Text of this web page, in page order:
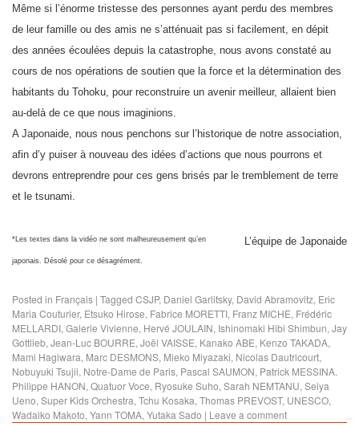
Même si l’énorme tristesse des personnes ayant perdu des membres
de leur famille ou des amis ne s’atténuait pas si facilement, en dépit
des années écoulées depuis la catastrophe, nous avons constaté au
cours de nos opérations de soutien que la force et la détermination des
habitants du Tohoku, pour reconstruire un avenir meilleur, allaient bien
au-delà de ce que nous imaginions.
A Japonaide, nous nous penchons sur l’historique de notre association,
afin d’y puiser à nouveau des idées d’actions que nous pourrons et
devrons entreprendre pour ces gens brisés par le tremblement de terre
et le tsunami.
L’équipe de Japonaide
*Les textes dans la vidéo ne sont malheureusement qu’en
japonais. Désolé pour ce désagrément.
Posted in Français | Tagged CSJP, Daniel Garlitsky, David Abramovitz, Eric
Maria Couturier, Etsuko Hirose, Fabrice MORETTI, Franz MICHE, Frédéric
MELLARDI, Galerie Vivienne, Hervé JOULAIN, Ishinomaki Hibi Shimbun, Jay
Gottlieb, Jean-Luc BOURRE, Joël VAISSE, Kanako ABE, Kenzo TAKADA,
Mami Hagiwara, Marc DESMONS, Mieko Miyazaki, Nicolas Dautricourt,
Nobuyuki Tsujii, Notre-Dame de Paris, Pascal SAUMON, Patrick MESSINA.
Philippe HANON, Quatuor Voce, Ryosuke Suho, Sarah NEMTANU, Seiya
Ueno, Super Kids Orchestra, Tchu Kosaka, Thomas PREVOST, UNESCO,
Wadaiko Makoto, Yann TOMA, Yutaka Sado | Leave a comment